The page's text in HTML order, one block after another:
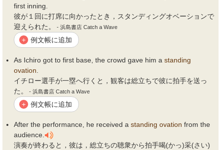
first inning.
彼が１回に打席に向かったとき，スタンディングオベーションで
迎えられた。
- 浜島書店 Catch a Wave
+ 例文帳に追加
As Ichiro got to first base, the crowd gave him a standing
ovation
イチロー選手が一塁へ行くと，観客は総立ちで彼に拍手を送っ
た。
- 浜島書店 Catch a Wave
+ 例文帳に追加
After the performance, he received a standing ovation from the
audience.
演奏が終わると，彼は，総立ちの聴衆から拍手喝(かっ)采(さい)